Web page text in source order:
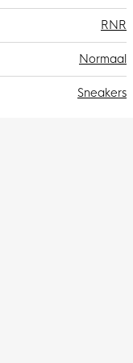
RNR
Normaal
Sneakers